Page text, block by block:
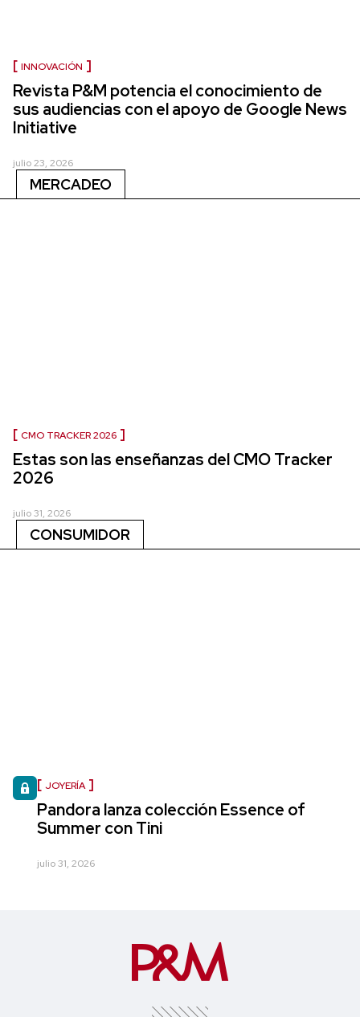
INNOVACIÓN
Revista P&M potencia el conocimiento de
sus audiencias con el apoyo de Google News
Initiative
julio 23, 2026
MERCADEO
CMO TRACKER 2026
Estas son las enseñanzas del CMO Tracker
2026
julio 31, 2026
CONSUMIDOR
JOYERÍA
Pandora lanza colección Essence of
Summer con Tini
julio 31, 2026